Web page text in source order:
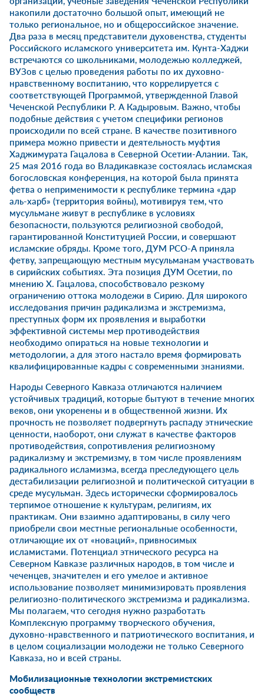
накопили достаточно большой опыт, имеющий не
только региональное, но и общероссийское значение.
Два раза в месяц представители духовенства, студенты
Российского исламского университета им. Кунта-Хаджи
встречаются со школьниками, молодежью колледжей,
ВУЗов с целью проведения работы по их духовно-
нравственному воспитанию, что коррелируется с
соответствующей Программой, утвержденной Главой
Чеченской Республики Р. А Кадыровым. Важно, чтобы
подобные действия с учетом специфики регионов
происходили по всей стране. В качестве позитивного
примера можно привести и деятельность муфтия
Хаджимурата Гацалова в Северной Осетии-Алании. Так,
25 мая 2016 года во Владикавказе состоялась исламская
богословская конференция, на которой была принята
фетва о неприменимости к республике термина «дар
аль-харб» (территория войны), мотивируя тем, что
мусульмане живут в республике в условиях
безопасности, пользуются религиозной свободой,
гарантированной Конституцией России, и совершают
исламские обряды. Кроме того, ДУМ РСО-А приняла
фетву, запрещающую местным мусульманам участвовать
в сирийских событиях. Эта позиция ДУМ Осетии, по
мнению Х. Гацалова, способствовало резкому
ограничению оттока молодежи в Сирию. Для широкого
исследования причин радикализма и экстремизма,
преступных форм их проявления и выработки
эффективной системы мер противодействия
необходимо опираться на новые технологии и
методологии, а для этого настало время формировать
квалифицированные кадры с современными знаниями.
Народы Северного Кавказа отличаются наличием
устойчивых традиций, которые бытуют в течение многих
веков, они укоренены и в общественной жизни. Их
прочность не позволяет подвергнуть распаду этнические
ценности, наоборот, они служат в качестве факторов
противодействия, сопротивления религиозному
радикализму и экстремизму, в том числе проявлениям
радикального исламизма, всегда преследующего цель
дестабилизации религиозной и политической ситуации в
среде мусульман. Здесь исторически сформировалось
терпимое отношение к культурам, религиям, их
практикам. Они взаимно адаптированы, в силу чего
приобрели свои местные региональные особенности,
отличающие их от «новаций», привносимых
исламистами. Потенциал этнического ресурса на
Северном Кавказе различных народов, в том числе и
чеченцев, значителен и его умелое и активное
использование позволяет минимизировать проявления
религиозно-политического экстремизма и радикализма.
Мы полагаем, что сегодня нужно разработать
Комплексную программу творческого обучения,
духовно-нравственного и патриотического воспитания, и
в целом социализации молодежи не только Северного
Кавказа, но и всей страны.
Мобилизационные технологии экстремистских
сообществ